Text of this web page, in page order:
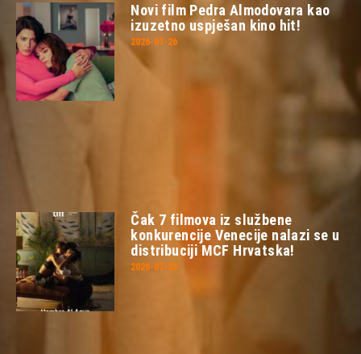
Novi film Pedra Almodovara kao
izuzetno uspješan kino hit!
2026-07-26
Čak 7 filmova iz službene
konkurencije Venecije nalazi se u
distribuciji MCF Hrvatska!
2026-07-23